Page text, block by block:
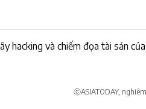
hacking và chiếm đọa tài sản
ⓒASIATODAY,